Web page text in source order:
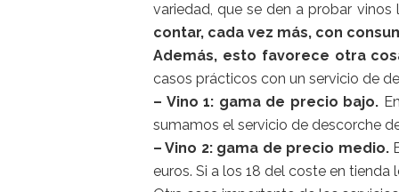
variedad, que se den a probar
contar, cada vez más, con
Además, esto favorece otra
casos prácticos con un servicio de
– Vino 1: gama de precio bajo.
sumamos el servicio de descorche
– Vino 2: gama de precio medio.
euros. Si a los 18 del coste en